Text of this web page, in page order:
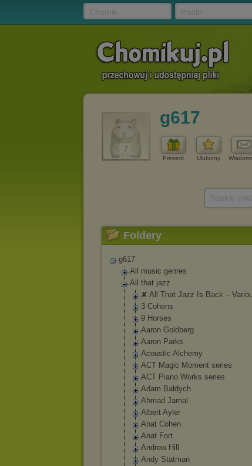
g617
Prezent Ulubiony
Foldery
g617
All music genres
All that jazz
✘ All That Jazz Is Back ‎–
3 Cohens
9 Horses
Aaron Goldberg
Aaron Parks
Acoustic Alchemy
ACT Magic Moment series
ACT Piano Works series
Adam Bałdych
Ahmad Jamal
Albert Ayler
Anat Cohen
Anat Fort
Andrew Hill
Andy Statman